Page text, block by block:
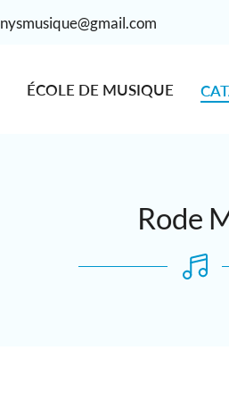
ÉCOLE DE MUSIQUE
Rode